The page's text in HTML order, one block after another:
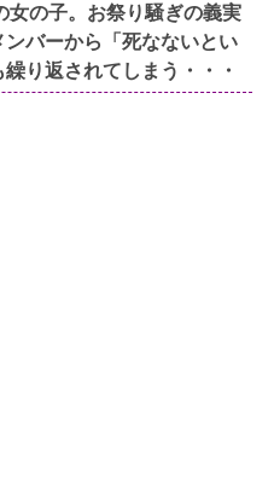
女の子。お祭り騒ぎの義実
バーから「死なないとい
り返されてしまう・・・